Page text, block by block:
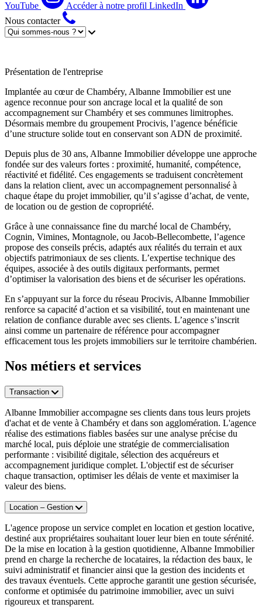
YouTube
Accéder à notre profil LinkedIn
Nous contacter
Présentation de l'entreprise
Implantée au cœur de Chambéry, Albanne Immobilier est une
agence reconnue pour son ancrage local et la qualité de son
accompagnement sur Chambéry et ses communes limitrophes.
Désormais membre du groupement Procivis, l’agence bénéficie
d’une structure solide tout en conservant son ADN de proximité.
Depuis plus de 30 ans, Albanne Immobilier développe une approche
fondée sur des valeurs fortes : proximité, humanité, compétence,
réactivité et fidélité. Ces engagements se traduisent concrètement
dans la relation client, avec un accompagnement personnalisé à
chaque étape du projet immobilier, qu’il s’agisse d’achat, de vente,
de location ou de gestion de copropriété.
Grâce à une connaissance fine du marché local de Chambéry,
Cognin, Vimines, Montagnole, ou Jacob-Bellecombette, l’agence
propose des conseils précis, adaptés aux réalités du terrain et aux
objectifs patrimoniaux de ses clients. L’expertise technique des
équipes, associée à des outils digitaux performants, permet
d’optimiser la valorisation des biens et de sécuriser les opérations.
En s’appuyant sur la force du réseau Procivis, Albanne Immobilier
renforce sa capacité d’action et sa visibilité, tout en maintenant une
relation de confiance durable avec ses clients. L’agence s’inscrit
ainsi comme un partenaire de référence pour accompagner
efficacement tous les projets immobiliers sur le territoire chambérien.
Nos métiers et services
Transaction
Albanne Immobilier accompagne ses clients dans tous leurs projets
d'achat et de vente à Chambéry et dans son agglomération. L'agence
réalise des estimations fiables basées sur une analyse précise du
marché local, puis déploie une stratégie de commercialisation
performante : visibilité digitale, sélection des acquéreurs et
accompagnement juridique complet. L'objectif est de sécuriser
chaque transaction, optimiser les délais de vente et maximiser la
valeur des biens.
Location – Gestion
L'agence propose un service complet en location et gestion locative,
destiné aux propriétaires souhaitant louer leur bien en toute sérénité.
De la mise en location à la gestion quotidienne, Albanne Immobilier
prend en charge la recherche de locataires, la rédaction des baux, le
suivi administratif et financier ainsi que la gestion des incidents et
des travaux éventuels. Cette approche garantit une gestion sécurisée,
conforme et optimisée du patrimoine immobilier, avec un suivi
rigoureux et transparent.